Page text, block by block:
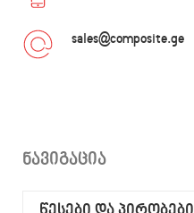
sales@composite.ge
ნავიგაცია